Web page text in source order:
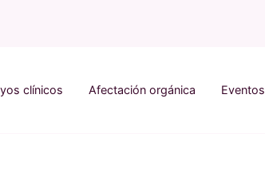
clínicos Afectación orgánica Eventos